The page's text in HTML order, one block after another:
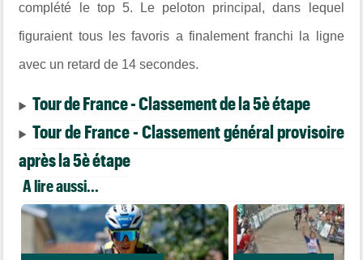
complété le top 5. Le peloton principal, dans lequel
figuraient tous les favoris a finalement franchi la ligne
avec un retard de 14 secondes.
Tour de France - Classement de la 5è étape
Tour de France - Classement général provisoire
après la 5è étape
A lire aussi...